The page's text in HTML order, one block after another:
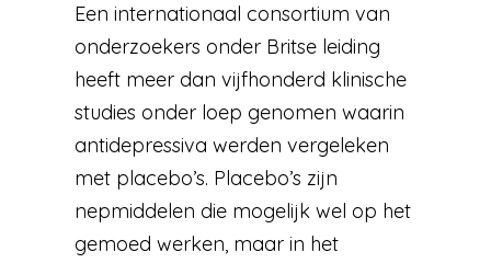
Een internationaal consortium van
onderzoekers onder Britse leiding
heeft meer dan vijfhonderd klinische
studies onder loep genomen waarin
antidepressiva werden vergeleken
met placebo’s. Placebo’s zijn
nepmiddelen die mogelijk wel op het
gemoed werken, maar in het